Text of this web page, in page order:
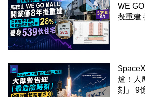
WE
擬重建
爐！大
刻」 9